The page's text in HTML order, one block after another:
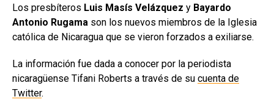
Los presbíteros Luis Masís Velázquez y Bayardo
Antonio Rugama son los nuevos miembros de la Iglesia
católica de Nicaragua que se vieron forzados a exiliarse.
La información fue dada a conocer por la periodista
nicaragüense Tifani Roberts a través de su cuenta de
Twitter.